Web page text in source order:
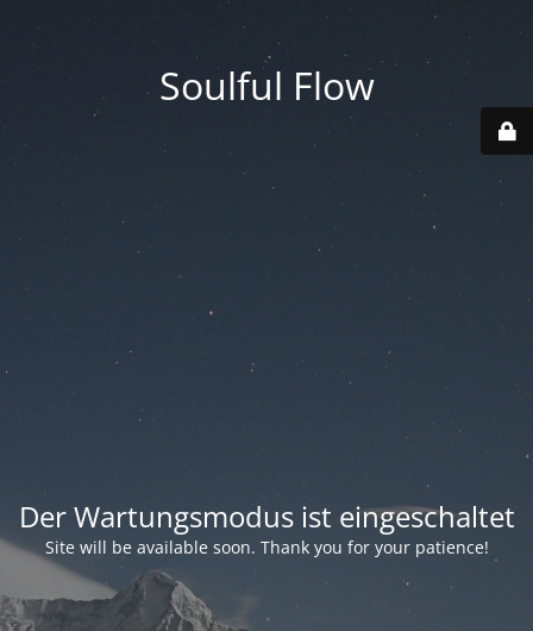
Soulful Flow
Der Wartungsmodus ist eingeschaltet
Site will be available soon. Thank you for your patience!